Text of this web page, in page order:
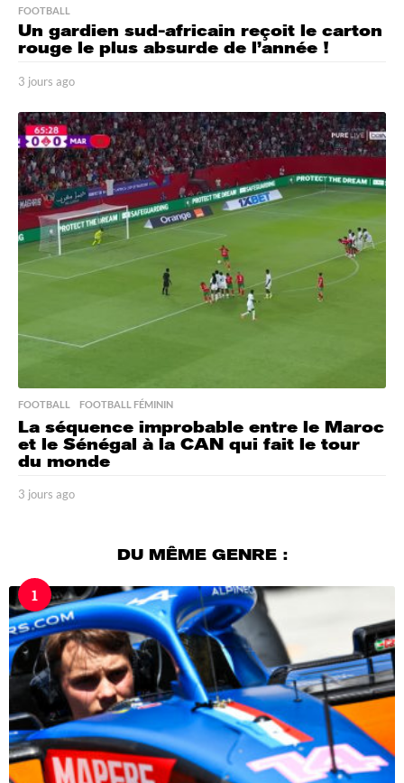
FOOTBALL
Un gardien sud-africain reçoit le carton
rouge le plus absurde de l’année !
3 jours ago
o
u
r
s
a
g
o
FOOTBALL ,FOOTBALL FÉMININ
La séquence improbable entre le Maroc
et le Sénégal à la CAN qui fait le tour
du monde
3 jours ago
a
g
o
DU MÊME GENRE :
1